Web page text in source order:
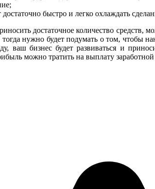
быстро и легко охлаждать
достаточное количество средств,
нужно будет подумать о том, чтобы
ваш бизнес будет развиваться и
можно тратить на выплату